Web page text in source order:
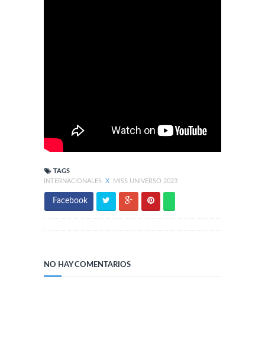
TAGS
INTERNACIONALES X MISS UNIVERSO 2023
Facebook
NO HAY COMENTARIOS